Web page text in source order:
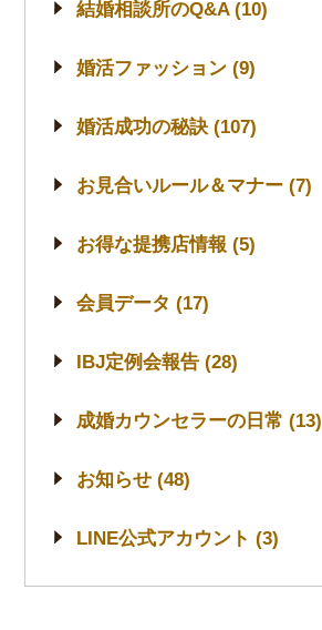
結婚相談所のQ&A (10)
婚活ファッション (9)
婚活成功の秘訣 (107)
お見合いルール＆マナー (7)
お得な提携店情報 (5)
会員データ (17)
IBJ定例会報告 (28)
成婚カウンセラーの日常 (13)
お知らせ (48)
LINE公式アカウント (3)